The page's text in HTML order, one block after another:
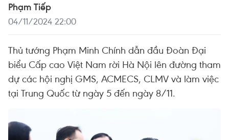
Phạm Tiếp
04/11/2024 22:00
Thủ tướng Phạm Minh Chính dẫn đầu Đoàn Đại
biểu Cấp cao Việt Nam rời Hà Nội lên đường tham
dự các hội nghị GMS, ACMECS, CLMV và làm việc
tại Trung Quốc từ ngày 5 đến ngày 8/11.